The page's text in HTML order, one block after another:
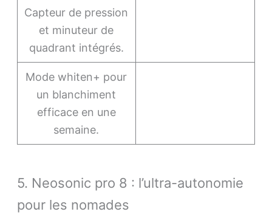
Capteur de pression
et minuteur de
quadrant intégrés.
Mode whiten+ pour
un blanchiment
efficace en une
semaine.
5. Neosonic pro 8 : l’ultra-autonomie
pour les nomades